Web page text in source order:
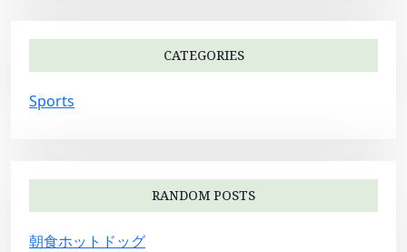
CATEGORIES
Sports
RANDOM POSTS
朝食ホットドッグ